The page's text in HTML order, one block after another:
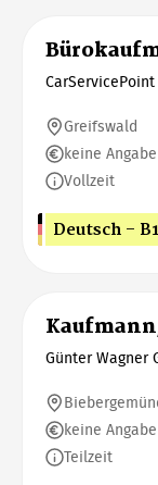
CarServicePoint
Greifswald
keine Angabe
Vollzeit
Deutsch -
Günter Wagner
keine Angabe
Teilzeit